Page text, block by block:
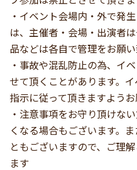
・イベント会場内・外で発
は、主催者・会場・出演者
品などは各自で管理をお願い
・事故や混乱防止の為、イ
せて頂くことがあります。
指示に従って頂きますようお
・注意事項をお守り頂けな
くなる場合もございます。
ともございますので、ご理
ます